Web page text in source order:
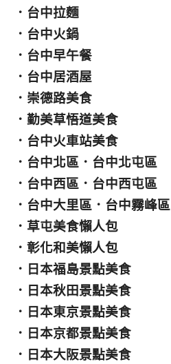
． 台中拉麵
． 台中火鍋
． 台中早午餐
． 台中居酒屋
． 崇德路美食
． 勤美草悟道美食
． 台中火車站美食
． 台中北區 ． 台中北屯區
． 台中西區 ． 台中西屯區
． 台中大里區 ． 台中霧峰區
． 草屯美食懶人包
． 彰化和美懶人包
． 日本福島景點美食
． 日本秋田景點美食
． 日本東京景點美食
． 日本京都景點美食
． 日本大阪景點美食